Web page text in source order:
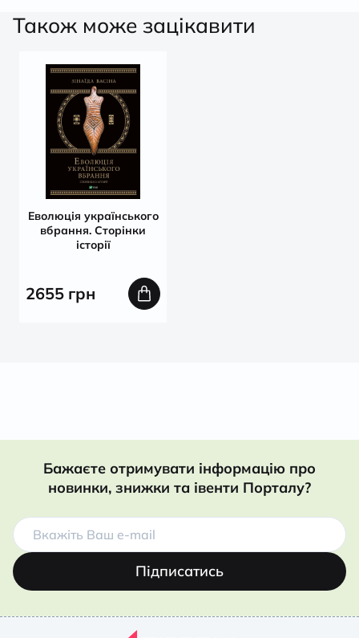
Також може зацікавити
Еволюція українського
вбрання. Сторінки
історії
2655 грн
Бажаєте отримувати інформацію про
новинки, знижки та івенти Порталу?
Підписатись